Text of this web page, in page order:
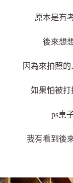
原本是有
後來想
因為來拍照
如果怕被
ps桌
我有看到後